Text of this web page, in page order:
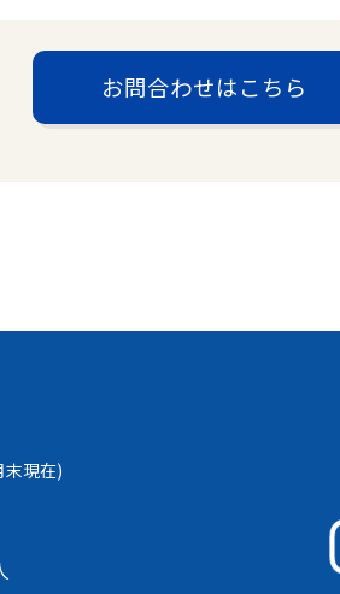
お問合わせはこちら
末現在)